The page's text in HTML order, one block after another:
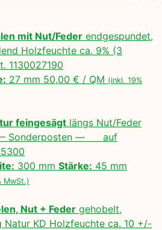
mit Nut/Feder endgespundet,
Holzfeuchte ca. 9% (3
27 mm 50,00 € / QM (inkl. 19%
feingesägt längs Nut/Feder
— Sonderposten — auf
300 mm Stärke: 45 mm
MwSt.)
Nut + Feder gehobelt,
KD Holzfeuchte ca. 10 +/-